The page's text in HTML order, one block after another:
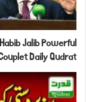
Jalib Powerful
Daily Qudrat